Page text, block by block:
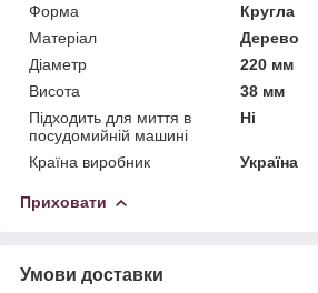
Форма
Кругла
Матеріал
Дерево
Діаметр
220 мм
Висота
38 мм
Підходить для миття в
посудомийній машині
Ні
Країна виробник Україна
Приховати
Умови доставки